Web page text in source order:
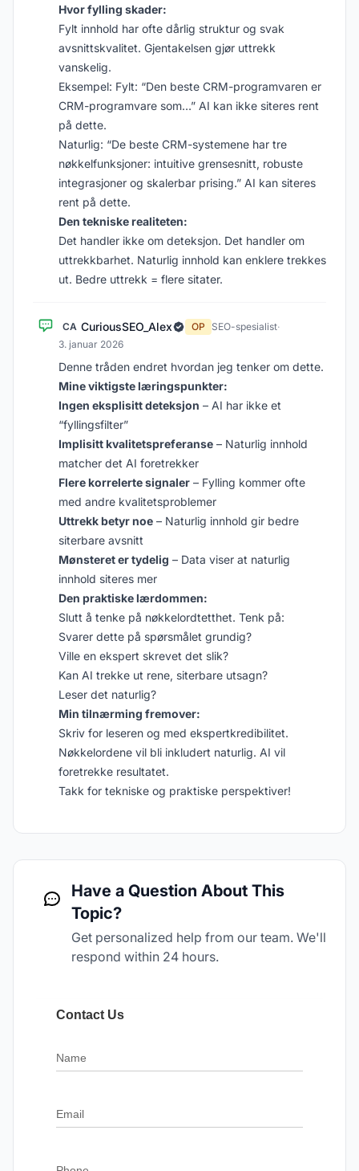
Hvor fylling skader:
Fylt innhold har ofte dårlig struktur og svak
avsnittskvalitet. Gjentakelsen gjør uttrekk
vanskelig.
Eksempel: Fylt: “Den beste CRM-programvaren er
CRM-programvare som…” AI kan ikke siteres rent
på dette.
Naturlig: “De beste CRM-systemene har tre
nøkkelfunksjoner: intuitive grensesnitt, robuste
integrasjoner og skalerbar prising.” AI kan siteres
rent på dette.
Den tekniske realiteten:
Det handler ikke om deteksjon. Det handler om
uttrekkbarhet. Naturlig innhold kan enklere trekkes
ut. Bedre uttrekk = flere sitater.
CA CuriousSEO_Alex OP SEO-spesialist·
3. januar 2026
Denne tråden endret hvordan jeg tenker om dette.
Mine viktigste læringspunkter:
Ingen eksplisitt deteksjon – AI har ikke et
“fyllingsfilter”
Implisitt kvalitetspreferanse – Naturlig innhold
matcher det AI foretrekker
Flere korrelerte signaler – Fylling kommer ofte
med andre kvalitetsproblemer
Uttrekk betyr noe – Naturlig innhold gir bedre
siterbare avsnitt
Mønsteret er tydelig – Data viser at naturlig
innhold siteres mer
Den praktiske lærdommen:
Slutt å tenke på nøkkelordtetthet. Tenk på:
Svarer dette på spørsmålet grundig?
Ville en ekspert skrevet det slik?
Kan AI trekke ut rene, siterbare utsagn?
Leser det naturlig?
Min tilnærming fremover:
Skriv for leseren og med ekspertkredibilitet.
Nøkkelordene vil bli inkludert naturlig. AI vil
foretrekke resultatet.
Takk for tekniske og praktiske perspektiver!
Have a Question About This
Topic?
Get personalized help from our team. We'll
respond within 24 hours.